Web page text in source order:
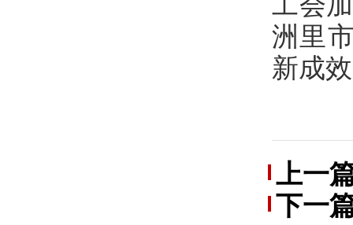
洲里
新成
上一
共建”
下一